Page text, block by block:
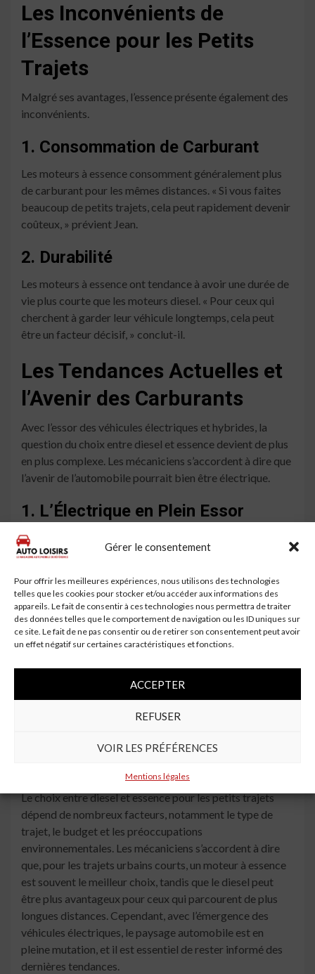
Gérer le consentement
Pour offrir les meilleures expériences, nous utilisons des technologies
telles que les cookies pour stocker et/ou accéder aux informations des
appareils. Le fait de consentir à ces technologies nous permettra de traiter
des données telles que le comportement de navigation ou les ID uniques sur
ce site. Le fait de ne pas consentir ou de retirer son consentement peut avoir
un effet négatif sur certaines caractéristiques et fonctions.
ACCEPTER
REFUSER
VOIR LES PRÉFÉRENCES
Mentions légales
Les Inconvénients de
l’Essence pour les Petits
Trajets
Malgré ses avantages, l’essence présente également des
inconvénients.
1. Consommation de Carburant
Les moteurs à essence consomment généralement plus
de carburant pour les mêmes distances. « Si vous faites
beaucoup de petits trajets, cela peut rapidement devenir
coûteux, » prévient Jean.
2. Durabilité
Les moteurs à essence ont tendance à avoir une durée de
vie plus courte que les moteurs diesel. « Pour ceux qui
cherchent à garder leur véhicule longtemps, cela peut
être un facteur décisif, » conclut-il.
Les Tendances Actuelles et
l’Avenir des Carburants
Avec l’essor des véhicules électriques et hybrides, la
question du choix entre diesel et essence devient de plus
en plus complexe. Les mécaniciens s’accordent à dire que
l’avenir de l’automobile pourrait bien être électrique.
1. L’Électrique en Plein Essor
Les véhicules électriques offrent une alternative sans
émissions. « Pour les petits trajets, un véhicule électrique
silencieux, économiques et respectueux de
l’environnement. »
2. Les Hybrides comme Compromis
essence et un moteur électrique, gagnent également en
popularité. « Ils offrent le meilleur des deux mondes,
surtout pour ceux qui ne sont pas prêts à faire le saut vers
Conclusion
Le choix entre diesel et essence pour les petits trajets
dépend de nombreux facteurs, notamment le type de
trajet, le budget et les préoccupations
environnementales. Les mécaniciens s’accordent à dire
que, pour les trajets urbains courts, un moteur à essence
est souvent le meilleur choix, tandis que le diesel peut
être plus avantageux pour ceux qui parcourent de plus
longues distances. Cependant, avec l’émergence des
véhicules électriques, le paysage automobile est en
pleine mutation, et il est essentiel de rester informé des
dernières tendances.